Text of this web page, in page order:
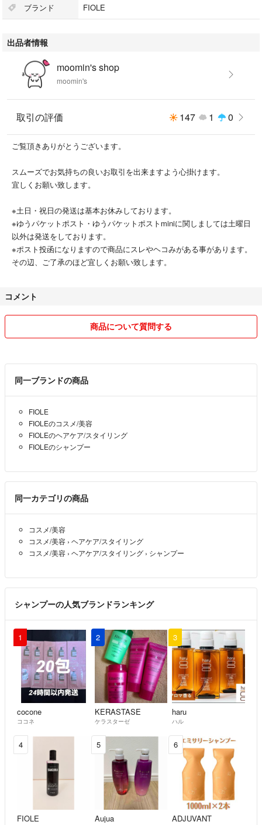
ブランド FIOLE
出品者情報
moomin's shop
moomin's
取引の評価 147 1 0
ご覧頂きありがとうございます。
スムーズでお気持ちの良いお取引を出来ますよう心掛けます。
宜しくお願い致します。
※土日・祝日の発送は基本お休みしております。
※ゆうパケットポスト・ゆうパケットポストminiに関しましては土曜日
以外は発送をしております。
※ポスト投函になりますので商品にスレやヘコみがある事があります。
その辺、ご了承のほど宜しくお願い致します。
コメント
商品について質問する
同一ブランドの商品
FIOLE
FIOLEのコスメ/美容
FIOLEのヘアケア/スタイリング
FIOLEのシャンプー
同一カテゴリの商品
コスメ/美容
コスメ/美容 › ヘアケア/スタイリング
コスメ/美容 › ヘアケア/スタイリング › シャンプー
シャンプーの人気ブランドランキング
1
cocone
ココネ
2
KERASTASE
ケラスターゼ
3
haru
ハル
4
FIOLE
5
Aujua
6
ADJUVANT